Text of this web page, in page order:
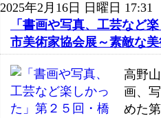
2025年2月16日 日曜日 17:31
「書画や写真、工芸など
市美術家協会展～素敵な
高野
画、
めた